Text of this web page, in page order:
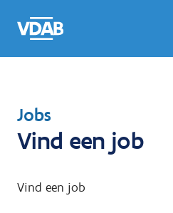
naar
een
een
job
naar
T
e
u
Jobs
Vind een job
Vind een job